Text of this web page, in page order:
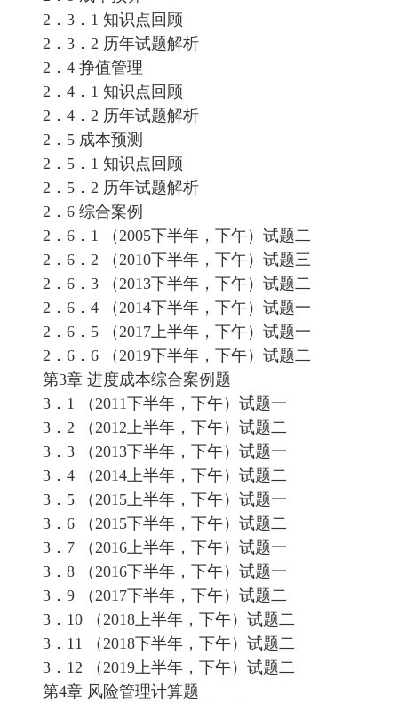
2．3．1 知识点回顾
2．3．2 历年试题解析
2．4 挣值管理
2．4．1 知识点回顾
2．4．2 历年试题解析
2．5 成本预测
2．5．1 知识点回顾
2．5．2 历年试题解析
2．6 综合案例
2．6．1 （2005下半年，下午）试题二
2．6．2 （2010下半年，下午）试题三
2．6．3 （2013下半年，下午）试题二
2．6．4 （2014下半年，下午）试题一
2．6．5 （2017上半年，下午）试题一
2．6．6 （2019下半年，下午）试题二
第3章 进度成本综合案例题
3．1 （2011下半年，下午）试题一
3．2 （2012上半年，下午）试题二
3．3 （2013下半年，下午）试题一
3．4 （2014上半年，下午）试题二
3．5 （2015上半年，下午）试题一
3．6 （2015下半年，下午）试题二
3．7 （2016上半年，下午）试题一
3．8 （2016下半年，下午）试题一
3．9 （2017下半年，下午）试题二
3．10 （2018上半年，下午）试题二
3．11 （2018下半年，下午）试题二
3．12 （2019上半年，下午）试题二
第4章 风险管理计算题